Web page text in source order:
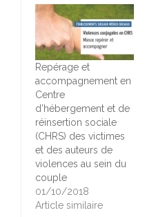
Repérage et
accompagnement en
Centre
d’hébergement et de
réinsertion sociale
(CHRS) des victimes
et des auteurs de
violences au sein du
couple
01/10/2018
Article similaire